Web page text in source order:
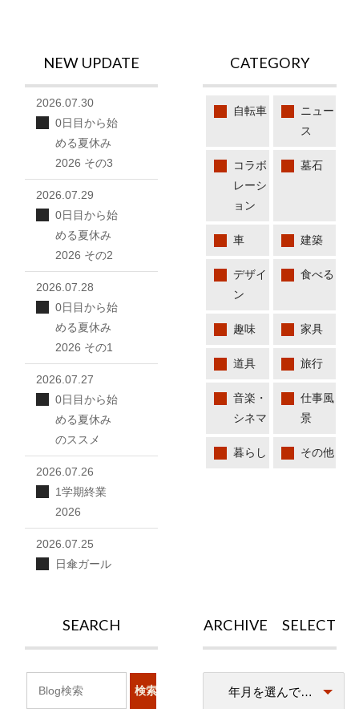
CATEGORY
自転車
ニュー
ス
コラボ
レーシ
ョン
墓石
車 建築
デザイ
ン
食べる
趣味 家具
道具 旅行
音楽・
シネマ
仕事風
景
暮らし その他
NEW UPDATE
2026.07.30
0日目から始
める夏休み
2026 その3
2026.07.29
0日目から始
める夏休み
2026 その2
2026.07.28
0日目から始
める夏休み
2026 その1
2026.07.27
0日目から始
める夏休み
のススメ
2026.07.26
1学期終業
2026
2026.07.25
日傘ガール
ARCHIVE SELECT
SEARCH